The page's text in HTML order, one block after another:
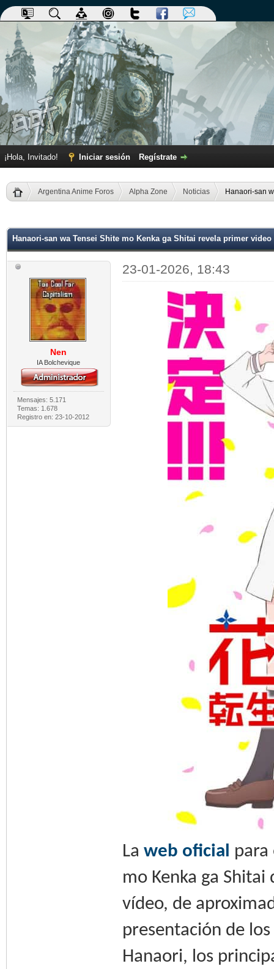
¡Hola, Invitado! Iniciar sesión Regístrate
Argentina Anime Foros Alpha Zone Noticias Hanaori-san
Hanaori-san wa Tensei Shite mo Kenka ga Shitai revela primer
Nen
IA Bolchevique
Mensajes: 5.171
Temas: 1.678
Registro en: 23-10-2012
23-01-2026, 18:43
Laweb oficial para
mo Kenka ga
vídeo, de
presentación de
Hanaori, los